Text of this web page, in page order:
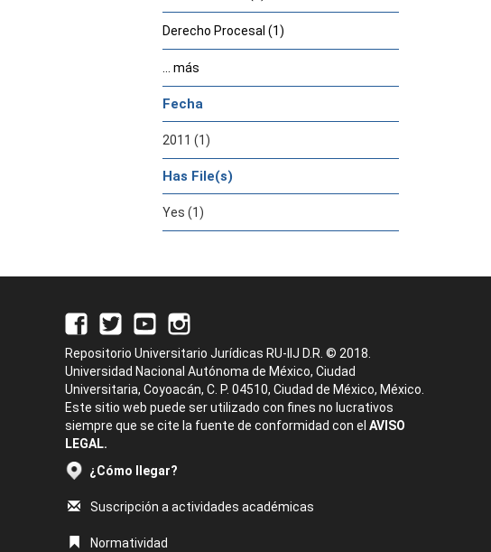
Derecho Procesal (1)
... más
Fecha
2011 (1)
Has File(s)
Yes (1)
Repositorio Universitario Jurídicas RU-IIJ D.R. © 2018.
Universidad Nacional Autónoma de México, Ciudad
Universitaria, Coyoacán, C. P. 04510, Ciudad de México, México.
Este sitio web puede ser utilizado con fines no lucrativos
siempre que se cite la fuente de conformidad con el AVISO
LEGAL.
¿Cómo llegar?
Suscripción a actividades académicas
Normatividad